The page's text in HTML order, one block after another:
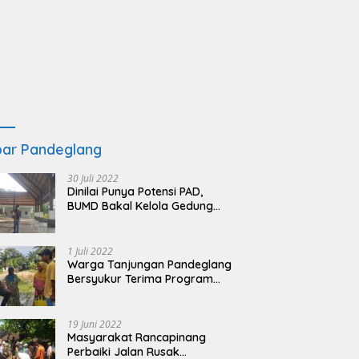
Pandeglang
30 Juli 2022
Dinilai Punya Potensi PAD,
BUMD Bakal Kelola Gedung
1 Juli 2022
Warga Tanjungan Pandeglang
Bersyukur Terima Program
19 Juni 2022
Masyarakat Rancapinang
Perbaiki Jalan Rusak